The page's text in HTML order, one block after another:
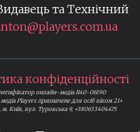
та Технічний
конфіденційності
онлайн-медіа R40-06190
Players призначене для осіб віком 21+
м. Київ, вул. Туровська 9, +380633404475